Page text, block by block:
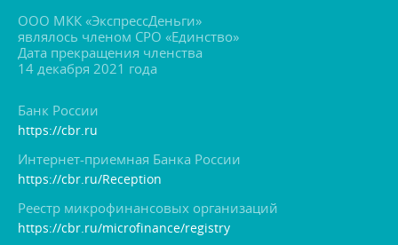
ООО МКК «ЭкспрессДеньги»
являлось членом СРО «Единство»
Дата прекращения членства
14 декабря 2021 года
Банк России
https://cbr.ru
Интернет-приемная Банка России
https://cbr.ru/Reception
Реестр микрофинансовых организаций
https://cbr.ru/microfinance/registry